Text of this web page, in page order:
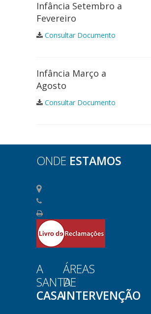
Infância Setembro a
Fevereiro
Consultar Documento
Infância Março a
Agosto
Consultar Documento
ONDE ESTAMOS
A
SANTA
CASA
ÁREAS
DE
INTERVENÇÃO